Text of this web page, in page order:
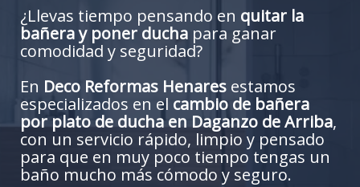
¿Llevas tiempo pensando en quitar la
bañera y poner ducha para ganar
comodidad y seguridad?
En Deco Reformas Henares estamos
especializados en el cambio de bañera
por plato de ducha en Daganzo de Arriba,
con un servicio rápido, limpio y pensado
para que en muy poco tiempo tengas un
baño mucho más cómodo y seguro.